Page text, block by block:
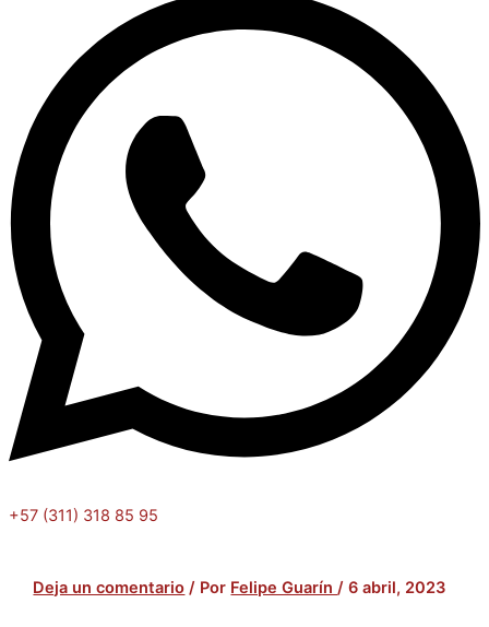
+57 (311) 318 85 95
Deja un comentario / Por Felipe Guarín/6 abril, 2023